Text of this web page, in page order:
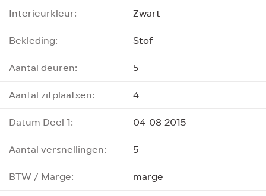
Interieurkleur:
Zwart
Bekleding:
Stof
Aantal deuren:
5
Aantal zitplaatsen:
4
Datum Deel 1:
04-08-2015
Aantal versnellingen:
5
BTW / Marge:
marge